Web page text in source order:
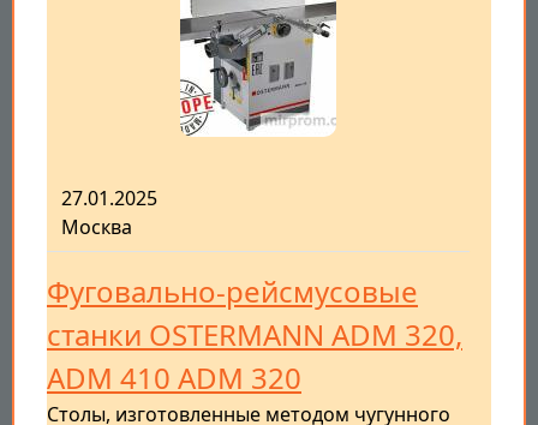
27.01.2025
Москва
Фуговально-рейсмусовые
станки OSTERMANN ADM 320,
ADM 410 ADM 320
Столы, изготовленные методом чугунного